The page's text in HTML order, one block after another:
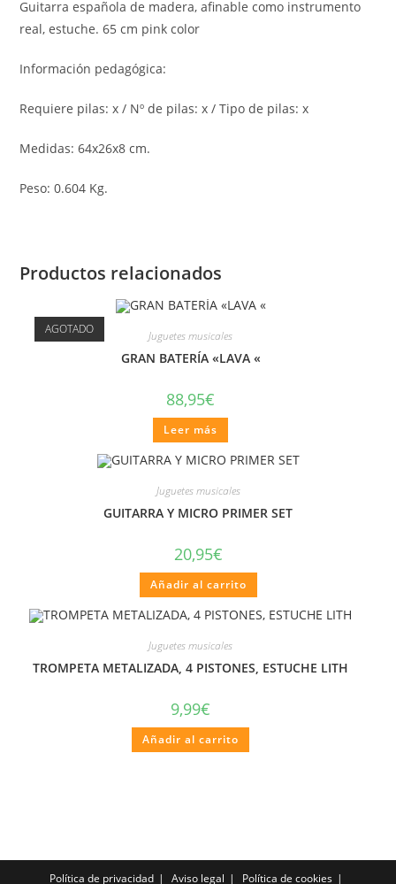
Guitarra española de madera, afinable como instrumento
real, estuche. 65 cm pink color
Información pedagógica:
Requiere pilas: x / Nº de pilas: x / Tipo de pilas: x
Medidas: 64x26x8 cm.
Peso: 0.604 Kg.
Productos relacionados
AGOTADO Juguetes musicales
GRAN BATERÍA «LAVA «
88,95€
Leer más
Juguetes musicales
GUITARRA Y MICRO PRIMER SET
20,95€
Añadir al carrito
Juguetes musicales
TROMPETA METALIZADA, 4 PISTONES, ESTUCHE LITH
9,99€
Añadir al carrito
Política de privacidad Aviso legal Política de cookies